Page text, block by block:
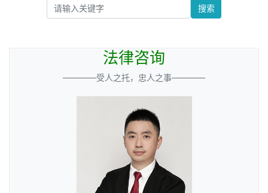
搜索
法律咨询
————受人之托，忠人之事————